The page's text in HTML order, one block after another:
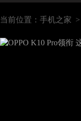
当前位置： 手机之家 >